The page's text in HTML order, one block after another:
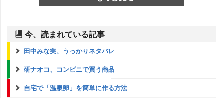
今、読まれている記事
田中みな実、うっかりネタバレ
研ナオコ、コンビニで買う商品
自宅で「温泉卵」を簡単に作る方法